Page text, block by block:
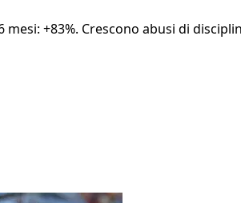
+83%. Crescono abusi di